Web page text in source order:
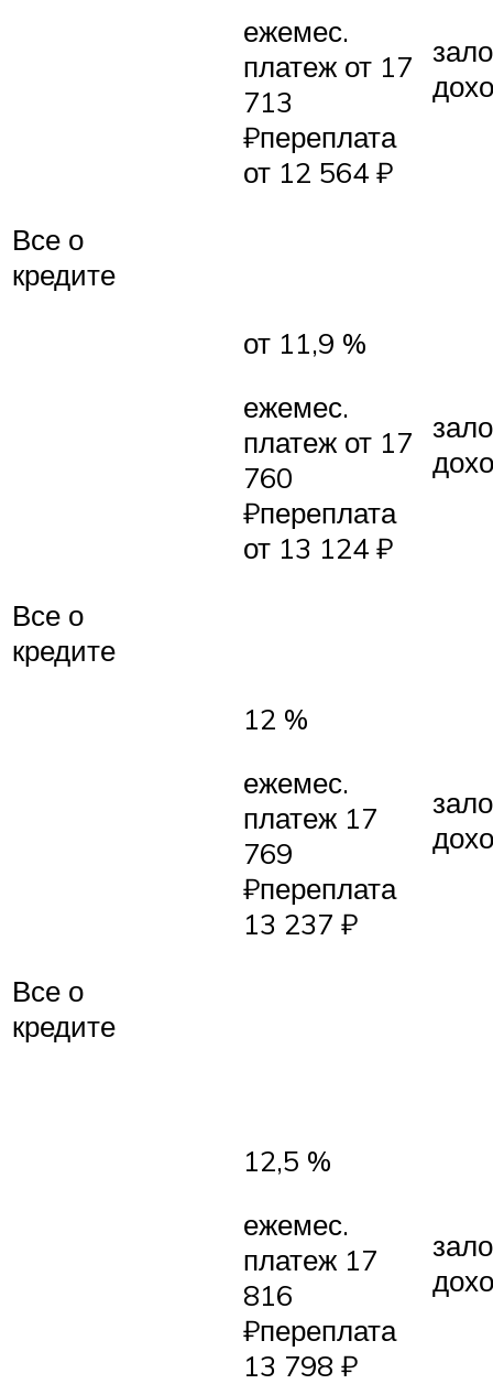
ежемес.
платеж от 17
713
₽переплата
от 12 564 ₽
Все о
кредите
от 11,9 %
ежемес.
платеж от 17
760
₽переплата
от 13 124 ₽
Все о
кредите
12 %
ежемес.
платеж 17
769
₽переплата
13 237 ₽
Все о
кредите
12,5 %
ежемес.
платеж 17
816
₽переплата
13 798 ₽